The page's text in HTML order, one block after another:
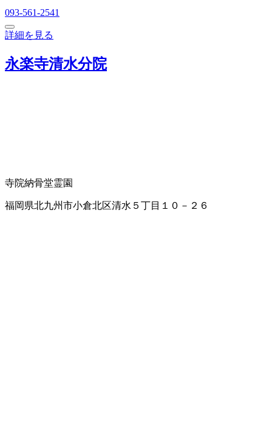
093-561-2541
詳細を見る
永楽寺清水分院
寺院納骨堂霊園
福岡県北九州市小倉北区清水５丁目１０－２６